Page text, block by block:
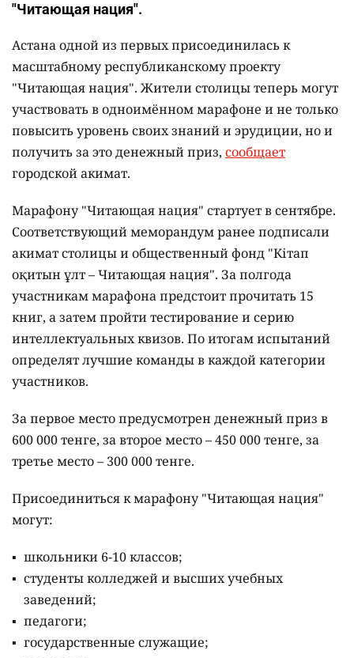
"Читающая нация".
Астана одной из первых присоединилась к
масштабному республиканскому проекту
"Читающая нация". Жители столицы теперь могут
участвовать в одноимённом марафоне и не только
повысить уровень своих знаний и эрудиции, но и
получить за это денежный приз, сообщает
городской акимат.
Марафону "Читающая нация" стартует в сентябре.
Соответствующий меморандум ранее подписали
акимат столицы и общественный фонд "Кітап
оқитын ұлт – Читающая нация". За полгода
участникам марафона предстоит прочитать 15
книг, а затем пройти тестирование и серию
интеллектуальных квизов. По итогам испытаний
определят лучшие команды в каждой категории
участников.
За первое место предусмотрен денежный приз в
600 000 тенге, за второе место – 450 000 тенге, за
третье место – 300 000 тенге.
Присоединиться к марафону "Читающая нация"
могут:
школьники 6-10 классов;
студенты колледжей и высших учебных
заведений;
педагоги;
государственные служащие;